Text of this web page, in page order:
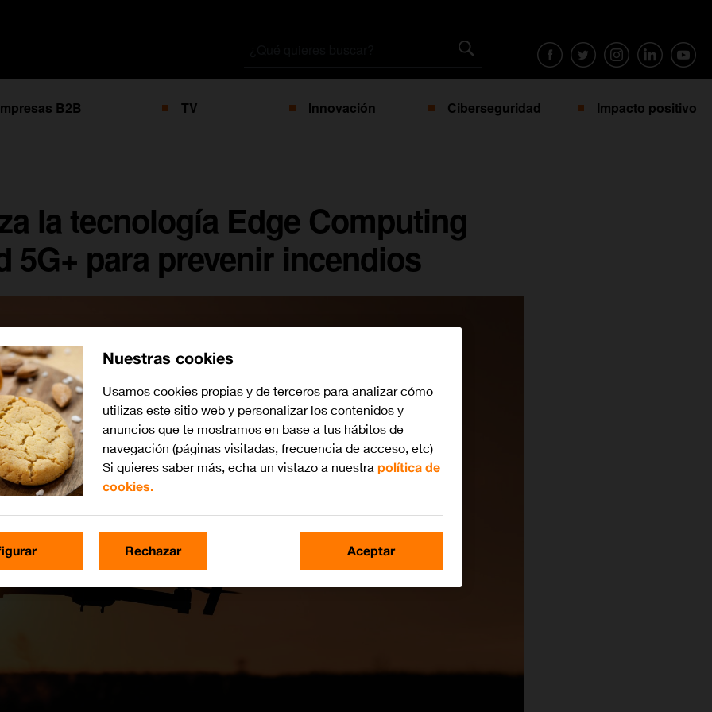
B2B TV Innovación Ciberseguridad Impacto positivo
la tecnología Edge Computing
5G+ para prevenir incendios
Nuestras cookies
Usamos cookies propias y de terceros para analizar cómo
utilizas este sitio web y personalizar los contenidos y
anuncios que te mostramos en base a tus hábitos de
navegación (páginas visitadas, frecuencia de acceso, etc)
Si quieres saber más, echa un vistazo a nuestra política de
cookies.
Rechazar Aceptar